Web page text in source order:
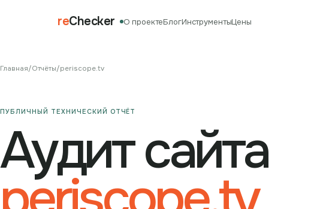
reChecker О проектеБлогИнструментыЦены
Главная/Отчёты/periscope.tv
ПУБЛИЧНЫЙ ТЕХНИЧЕСКИЙ ОТЧЁТ
Аудит сайта